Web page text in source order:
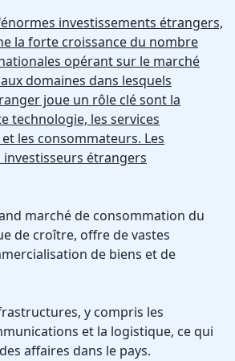
investissements étrangers,
la forte croissance du nombre
opérant sur le marché
domaines dans lesquels
joue un rôle clé sont la
technologie, les services
les consommateurs. Les
étrangers
marché de consommation du
de croître, offre de vastes
de biens et de
y compris les
et la logistique, ce qui
affaires dans le pays.